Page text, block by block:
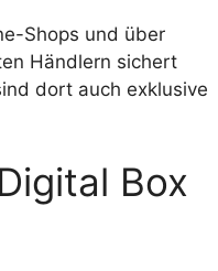
Shops und über
Händlern sichert
dort auch exklusive
Box